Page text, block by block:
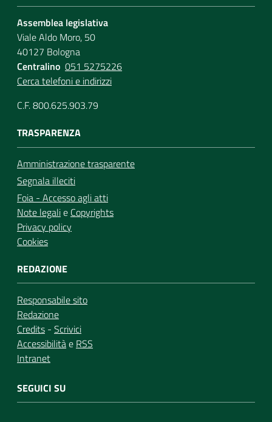
Assemblea legislativa
Viale Aldo Moro, 50
40127 Bologna
Centralino 051 5275226
Cerca telefoni e indirizzi
C.F. 800.625.903.79
TRASPARENZA
Amministrazione trasparente
Segnala illeciti
Foia - Accesso agli atti
Note legalie Copyrights
Privacy policy
Cookies
REDAZIONE
Responsabile sito
Redazione
Credits - Scrivici
Accessibilitàe RSS
Intranet
SEGUICI SU